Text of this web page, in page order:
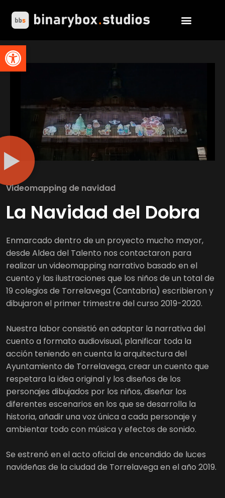
Abrir barra de herramientas
Videomapping de navidad
La Navidad del Dobra
Enmarcado dentro de un proyecto mucho mayor,
desde Aldea del Talento nos contactaron para
realizar un videomapping narrativo basado en el
cuento y las ilustraciones que los niños de un total de
19 colegios de Torrelavega (Cantabria) escribieron y
dibujaron el primer trimestre del curso 2019-2020.
Nuestra labor consistió en adaptar la narrativa del
cuento a formato audiovisual, planificar toda la
acción teniendo en cuenta la arquitectura del
Ayuntamiento de Torrelavega, crear un cuento que
respetara la idea original y los diseños de los
personajes dibujados por los niños, diseñar los
diferentes escenarios en los que se desarrolla la
historia, añadir una voz única a cada personaje y
ambientar todo con música y efectos de sonido.
Se estrenó en el acto oficial de encendido de luces
navideñas de la ciudad de Torrelavega en el año 2019.